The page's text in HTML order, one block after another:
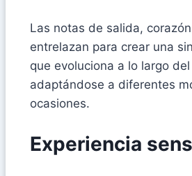
Las notas de salida,
entrelazan para crear una
que evoluciona a lo largo
adaptándose a diferentes
ocasiones.
Experiencia